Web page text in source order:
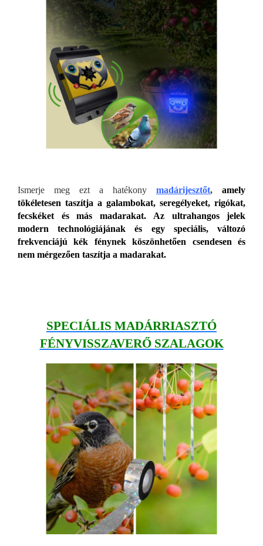
Ismerje meg ezt a hatékony madárijesztőt, amely
tökéletesen taszítja a galambokat, seregélyeket, rigókat,
fecskéket és más madarakat. Az ultrahangos jelek
modern technológiájának és egy speciális, változó
frekvenciájú kék fénynek köszönhetően csendesen és
nem mérgezően taszítja a madarakat.
SPECIÁLIS MADÁRRIASZTÓ
FÉNYVISSZAVERŐ SZALAGOK